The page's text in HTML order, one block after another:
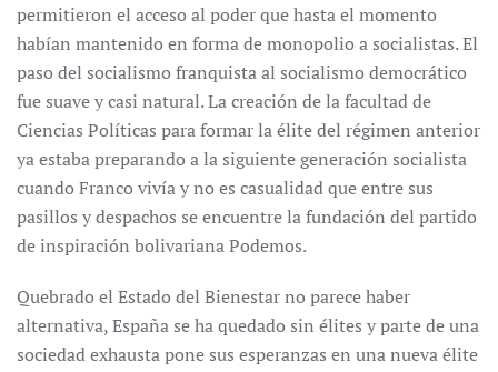
permitieron el acceso al poder que hasta el momento
habían mantenido en forma de monopolio a socialistas. El
paso del socialismo franquista al socialismo democrático
fue suave y casi natural. La creación de la facultad de
Ciencias Políticas para formar la élite del régimen anterior
ya estaba preparando a la siguiente generación socialista
cuando Franco vivía y no es casualidad que entre sus
pasillos y despachos se encuentre la fundación del partido
de inspiración bolivariana Podemos.
Quebrado el Estado del Bienestar no parece haber
alternativa, España se ha quedado sin élites y parte de una
sociedad exhausta pone sus esperanzas en una nueva élite